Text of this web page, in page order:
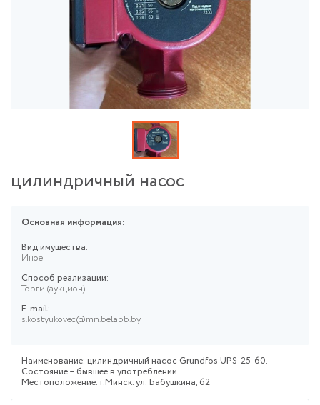
цилиндричный насос
Основная информация:
Вид имущества:
Иное
Способ реализации:
Торги (аукцион)
E-mail:
s.kostyukovec@mn.belapb.by
Наименование: цилиндричный насос Grundfos UPS-25-60.
Состояние – бывшее в употреблении.
Местоположение: г.Минск. ул. Бабушкина, 62